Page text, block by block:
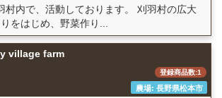
村内で、活動しております。 刈羽村の広大
をはじめ、野菜作り...
village farm
登録商品数:1
農場: 長野県松本市